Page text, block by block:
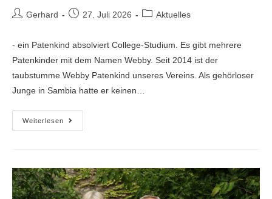
Gerhard 27. Juli 2026 Aktuelles
- ein Patenkind absolviert College-Studium. Es gibt mehrere
Patenkinder mit dem Namen Webby. Seit 2014 ist der
taubstumme Webby Patenkind unseres Vereins. Als gehörloser
Junge in Sambia hatte er keinen…
Weiterlesen